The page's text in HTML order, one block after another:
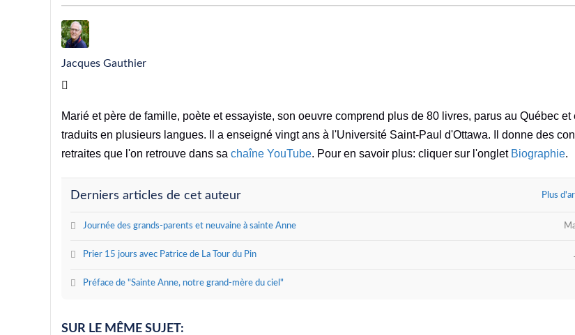
Jacques Gauthier
Marié et père de famille, poète et essayiste, son oeuvre comprend plus de 80 livres, parus au Québec et
traduits en plusieurs langues. Il a enseigné vingt ans à l'Université Saint-Paul d'Ottawa. Il donne des
retraites que l'on retrouve dans sa chaîne YouTube. Pour en savoir plus: cliquer sur l'onglet Biographie.
Derniers articles de cet auteur Plus
Journée des grands-parents et neuvaine à sainte Anne
Prier 15 jours avec Patrice de La Tour du Pin
Préface de "Sainte Anne, notre grand-mère du ciel"
SUR LE MÊME SUJET: